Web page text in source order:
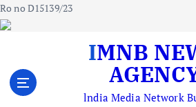
Ro no D15139/23
IMNB NEWS
lndia Media Network